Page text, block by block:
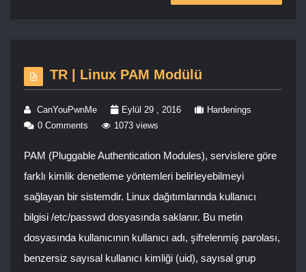
TR | Linux PAM Modülü
CanYouPwnMe Eylül 29 , 2016
Hardenings
0 Comments
1073 views
PAM (Pluggable Authentication Modules), servislere göre
farklı kimlik denetleme yöntemleri belirleyebilmeyi
sağlayan bir sistemdir. Linux dağıtımlarında kullanıcı
bilgisi /etc/passwd dosyasında saklanır. Bu metin
dosyasında kullanıcının kullanıcı adı, şifrelenmiş parolası,
benzersiz sayısal kullanıcı kimliği (uid), sayısal grup